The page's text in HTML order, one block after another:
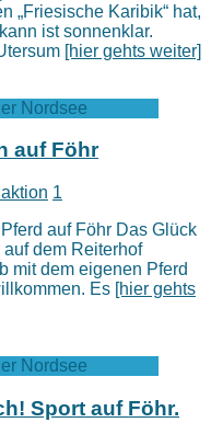
„Friesische Karibik“ hat,
ist sonnenklar.
[hier gehts weiter]
Nordsee
auf Föhr
1
auf Föhr Das Glück
dem Reiterhof
mit dem eigenen Pferd
Es [hier gehts
Nordsee
Sport auf Föhr.